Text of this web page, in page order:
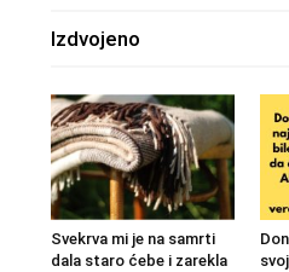
Izdvojeno
Svekrva mi je na samrti
dala staro ćebe i zarekla